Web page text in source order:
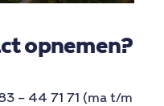
opnemen?
– 44 71 71 (ma t/m